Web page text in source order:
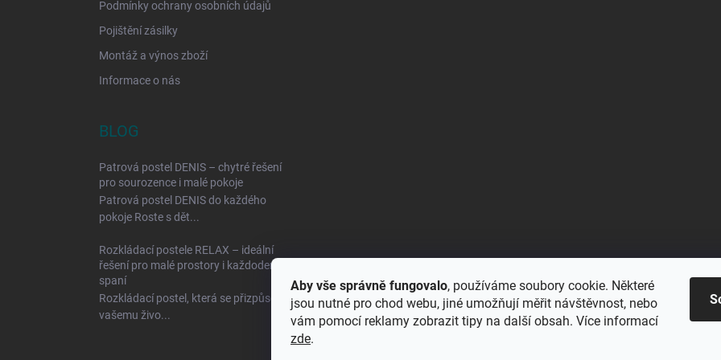
Aby vše správně fungovalo, používáme soubory cookie. Některé
jsou nutné pro chod webu, jiné umožňují měřit návštěvnost, nebo
vám pomocí reklamy zobrazit tipy na další obsah. Více informací
zde.
Podmínky ochrany osobních údajů
Pojištění zásilky
Montáž a výnos zboží
Informace o nás
BLOG
Patrová postel DENIS – chytré řešení
pro sourozence i malé pokoje
Patrová postel DENIS do každého
pokoje Roste s dět...
Rozkládací postele RELAX – ideální
řešení pro malé prostory i každodenní
spaní
Rozkládací postel, která se přizpůsobí
vašemu živo...